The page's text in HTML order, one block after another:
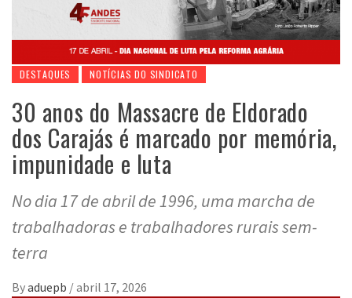
DESTAQUES NOTÍCIAS DO SINDICATO
30 anos do Massacre de Eldorado
dos Carajás é marcado por memória,
impunidade e luta
No dia 17 de abril de 1996, uma marcha de
trabalhadoras e trabalhadores rurais sem-
terra
Byaduepb /abril 17, 2026